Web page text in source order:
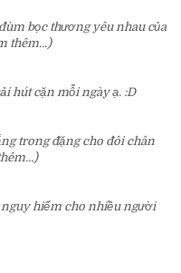
bọc thương yêu nhau của
thêm...)
hút cặn mỗi ngày ạ. :D
trong đặng cho đôi chân
nguy hiểm cho nhiều người